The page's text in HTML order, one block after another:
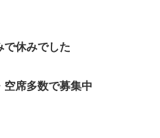
で休みでした
空席多数で募集中